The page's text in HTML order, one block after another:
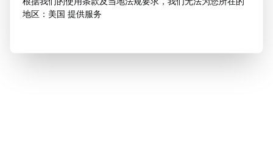
地区：美国 提供服务